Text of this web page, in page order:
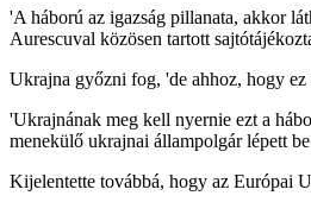
'A háború az igazság pillanata, akkor
Aurescuval közösen tartott
Ukrajna győzni fog, 'de ahhoz, hogy
'Ukrajnának meg kell nyernie ezt a
menekülő ukrajnai állampolgár lépett
Kijelentette továbbá, hogy az Európai